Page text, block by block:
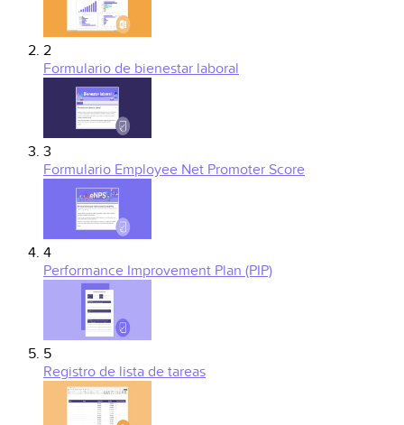
2
Formulario de bienestar laboral
3
Formulario Employee Net Promoter Score
4
Performance Improvement Plan (PIP)
5
Registro de lista de tareas